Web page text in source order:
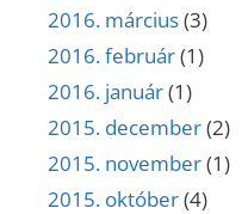
2016. március(3)
2016. február(1)
2016. január(1)
2015. december(2)
2015. november(1)
2015. október(4)